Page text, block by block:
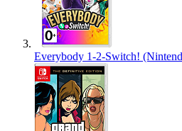
Everybody 1-2-Switch!